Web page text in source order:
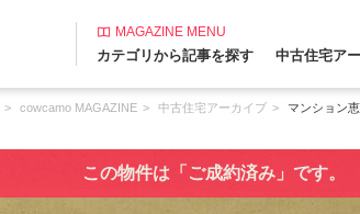
MAGAZINE MENU
カテゴリから記事を探す 中古住宅ア
cowcamo MAGAZINE 中古住宅アーカイブ マンション
この物件は「ご成約済み」です。